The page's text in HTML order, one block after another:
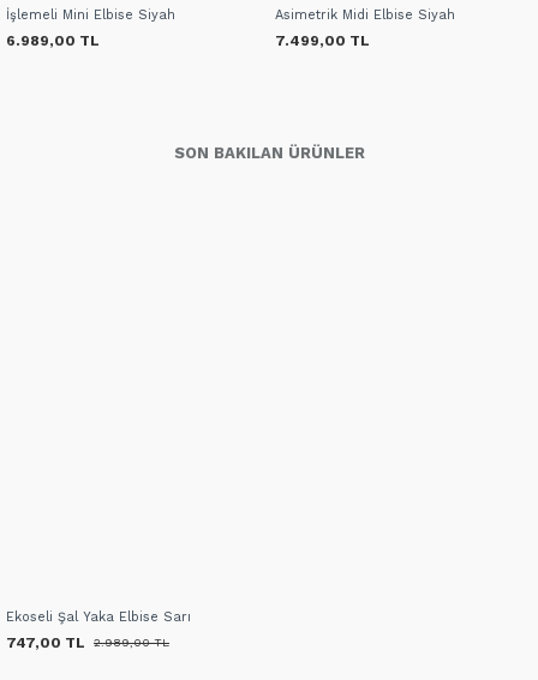
İşlemeli Mini Elbise Siyah
6.989,00 TL
Asimetrik Midi Elbise Siyah
7.499,00 TL
SON BAKILAN ÜRÜNLER
Ekoseli Şal Yaka Elbise Sarı
747,00 TL 2.989,00 TL